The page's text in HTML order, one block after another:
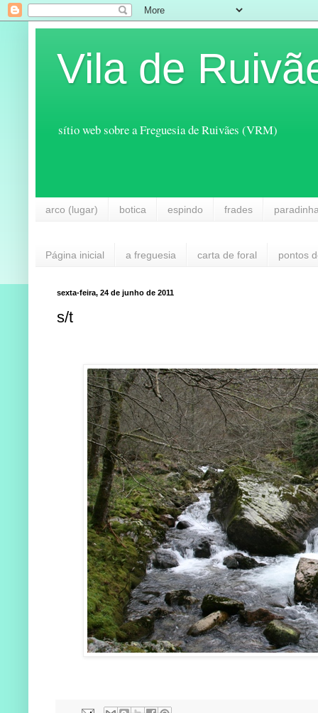
Vila de
sítio web sobre a Freguesia de Ruivães (VRM)
arco (lugar) botica espindo frades
Página inicial a freguesia carta de foral pontos
sexta-feira, 24 de junho de 2011
s/t